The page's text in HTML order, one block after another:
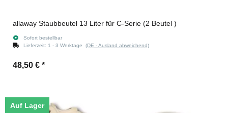
allaway Staubbeutel 13 Liter für C-Serie (2 Beutel )
Sofort bestellbar
Lieferzeit: 1 - 3 Werktage (DE - Ausland abweichend)
48,50 € *
Auf Lager